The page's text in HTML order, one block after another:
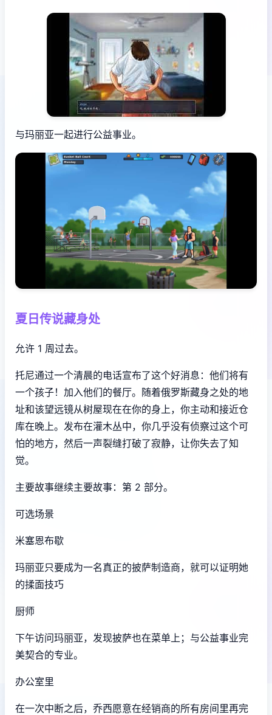
与玛丽亚一起进行公益事业。
夏日传说藏身处
允许 1 周过去。
托尼通过一个清晨的电话宣布了这个好消息：他们将有
一个孩子！加入他们的餐厅。随着俄罗斯藏身之处的地
址和该望远镜从树屋现在在你的身上，你主动和接近仓
库在晚上。发布在灌木丛中，你几乎没有侦察过这个可
怕的地方，然后一声裂缝打破了寂静，让你失去了知
觉。
主要故事继续主要故事：第 2 部分。
可选场景
米塞恩布歇
玛丽亚只要成为一名真正的披萨制造商，就可以证明她
的揉面技巧
厨师
下午访问玛丽亚，发现披萨也在菜单上；与公益事业完
美契合的专业。
办公室里
在一次中断之后，乔西愿意在经销商的所有房间里再完